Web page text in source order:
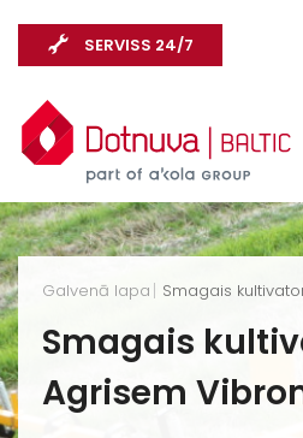
SERVISS 24/7
Galvenā lapa Smagais
Smagais
Agrisem